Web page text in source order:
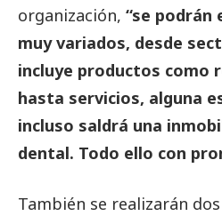
organización, “se
muy variados, desde
incluye productos como
hasta servicios, alguna
incluso saldrá una
dental. Todo ello con
También se realizarán